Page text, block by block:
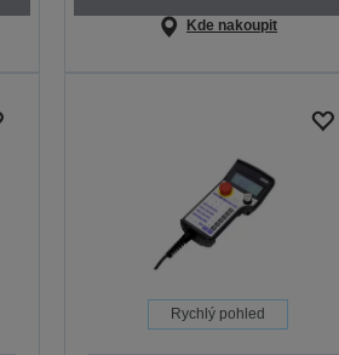
Kde nakoupit
Rychlý pohled